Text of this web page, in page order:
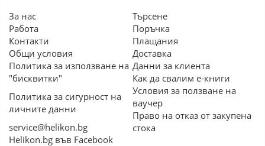
За нас
Работа
Контакти
Общи условия
Политика за използване на
"бисквитки"
Политика за сигурност на
личните данни
service@helikon.bg
Helikon.bg във Facebook
Търсене
Поръчка
Плащания
Доставка
Данни за клиента
Как да свалим е-книги
Условия за ползване на
ваучер
Право на отказ от закупена
стока